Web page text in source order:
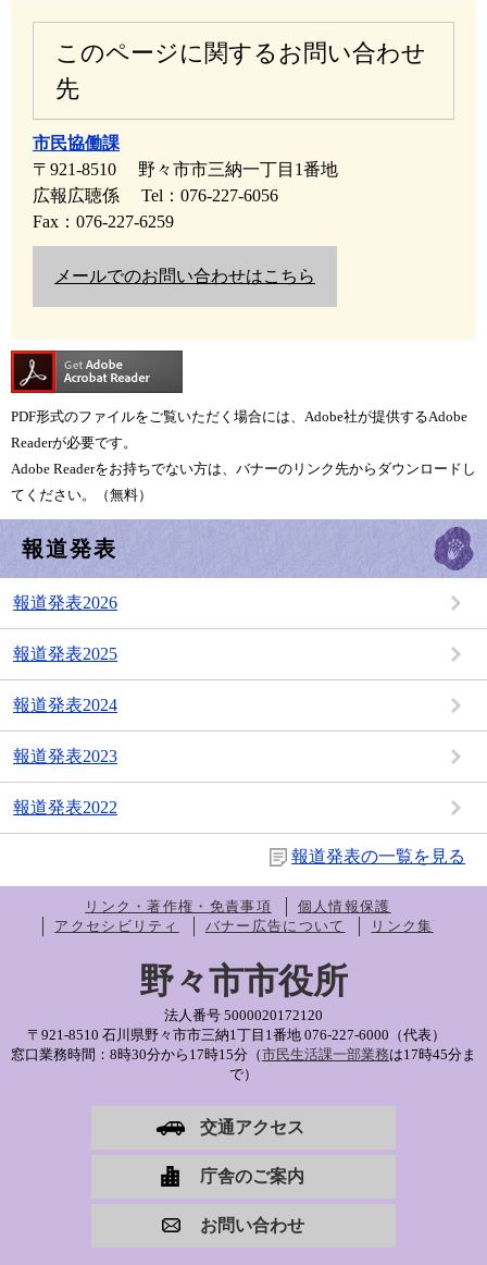
このページに関するお問い合わせ
先
市民協働課
〒921-8510
野々市市三納一丁目1番地
広報広聴係
Tel：076-227-6056
Fax：076-227-6259
メールでのお問い合わせはこちら
PDF形式のファイルをご覧いただく場合には、Adobe社が提供するAdobe
Readerが必要です。
Adobe Readerをお持ちでない方は、バナーのリンク先からダウンロードし
てください。（無料）
報道発表
報道発表2026
報道発表2025
報道発表2024
報道発表2023
報道発表2022
報道発表の一覧を見る
リンク・著作権・免責事項
個人情報保護
アクセシビリティ
バナー広告について リンク集
野々市市役所
法人番号 5000020172120
〒921-8510 石川県野々市市三納1丁目1番地 076-227-6000（代表）
窓口業務時間：8時30分から17時15分（市民生活課一部業務は17時45分ま
で）
交通アクセス
庁舎のご案内
お問い合わせ